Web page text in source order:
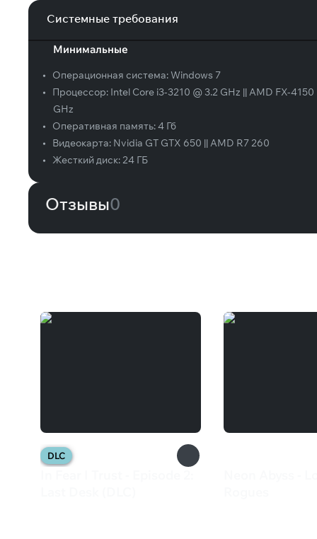
Системные требования
Минимальные
• Операционная система:Windows 7
•
Процессор: Intel Core i3-3210 @ 3.2 GHz || AMD FX-4150
GHz
•
Оперативная память:4 Гб
•
Видеокарта: Nvidia GT GTX 650 || AMD R7 260
•
Жесткий диск:24 ГБ
Отзывы0
DLC